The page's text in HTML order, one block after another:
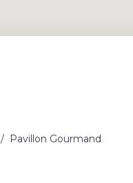
/ Pavillon Gourmand